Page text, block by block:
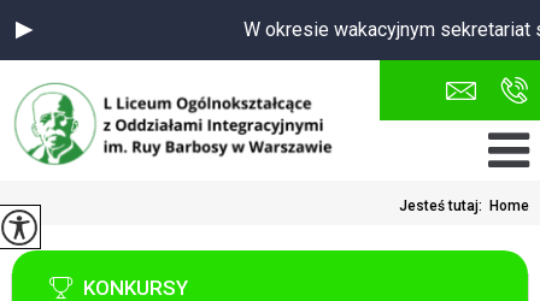
W okresie wakacyjnym sekretariat
Jesteś tutaj: Home
KONKURSY